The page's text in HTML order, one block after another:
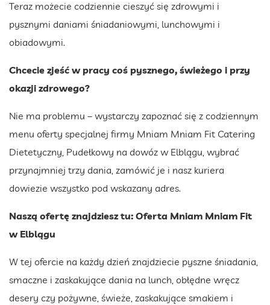
Teraz możecie codziennie cieszyć się zdrowymi i
pysznymi daniami śniadaniowymi, lunchowymi i
obiadowymi.
Chcecie zjeść w pracy coś pysznego, świeżego i przy
okazji zdrowego?
Nie ma problemu – wystarczy zapoznać się z codziennym
menu oferty specjalnej firmy Mniam Mniam Fit Catering
Dietetyczny, Pudełkowy na dowóz w Elblągu, wybrać
przynajmniej trzy dania, zamówić je i nasz kuriera
dowiezie wszystko pod wskazany adres.
Naszą ofertę znajdziesz tu: Oferta Mniam Mniam Fit
w Elblągu
W tej ofercie na każdy dzień znajdziecie pyszne śniadania,
smaczne i zaskakujące dania na lunch, obłędne wręcz
desery czy pożywne, świeże, zaskakujące smakiem i